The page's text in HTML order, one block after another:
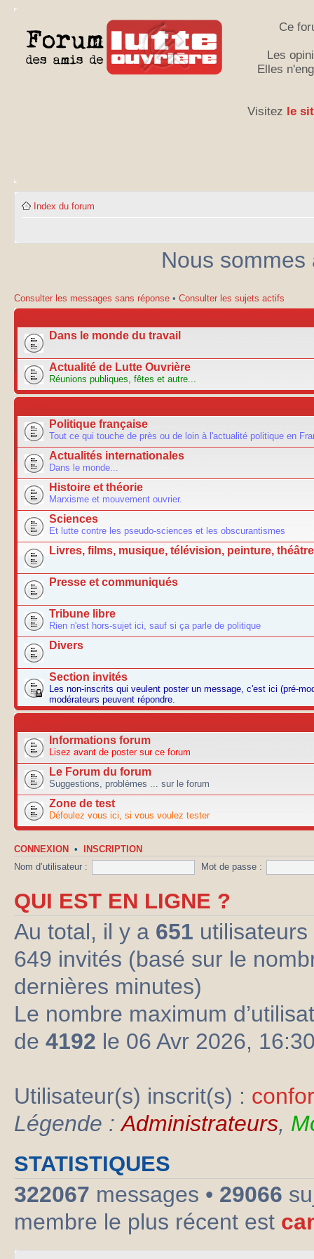
Ce
Les
Elles
Visitez le
Index du forum
Nous
Consulter les messages sans réponse • Consulter les sujets actifs
Dans le monde du travail
Actualité de Lutte Ouvrière
Réunions publiques, fêtes et autre...
Politique française
Tout ce qui touche de près ou de loin à l'actualité politique en
Actualités internationales
Dans le monde...
Histoire et théorie
Marxisme et mouvement ouvrier.
Sciences
Et lutte contre les pseudo-sciences et les obscurantismes
Livres, films, musique, télévision, peinture,
Presse et communiqués
Tribune libre
Rien n'est hors-sujet ici, sauf si ça parle de politique
Divers
Section invités
Les non-inscrits qui veulent poster un message, c'est ici (pré-
modérateurs peuvent répondre.
Informations forum
Lisez avant de poster sur ce forum
Le Forum du forum
Suggestions, problèmes ... sur le forum
Zone de test
Défoulez vous ici, si vous voulez tester
CONNEXION • INSCRIPTION
Nom d’utilisateur : Mot de passe :
QUI EST EN LIGNE ?
Au total, il y a 651
649 invités (basé sur le
dernières minutes)
Le nombre maximum
de 4192 le 06 Avr 2026,
Utilisateur(s) inscrit(s) :
Légende :Administrateurs,
STATISTIQUES
322067 messages • 29066
membre le plus récent est